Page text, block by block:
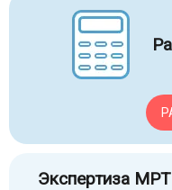
Экспертиза МРТ